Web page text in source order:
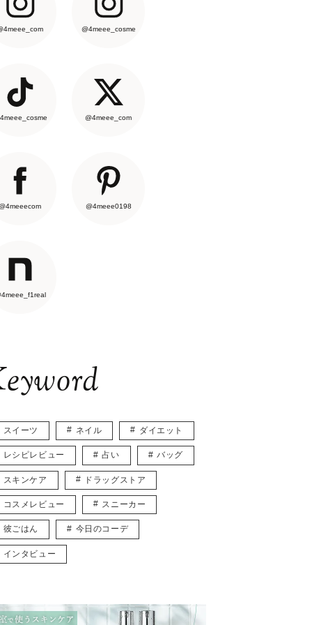
@4meee_cosme
@4meee_com
@4meee0198
スイーツ ネイル ダイエット
レシピレビュー 占い バッグ
スキンケア ドラッグストア
コスメレビュー スニーカー
彼ごはん 今日のコーデ
インタビュー